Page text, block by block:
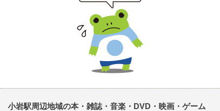
小岩駅周辺地域の本・雑誌・音楽・DVD・映画・ゲーム